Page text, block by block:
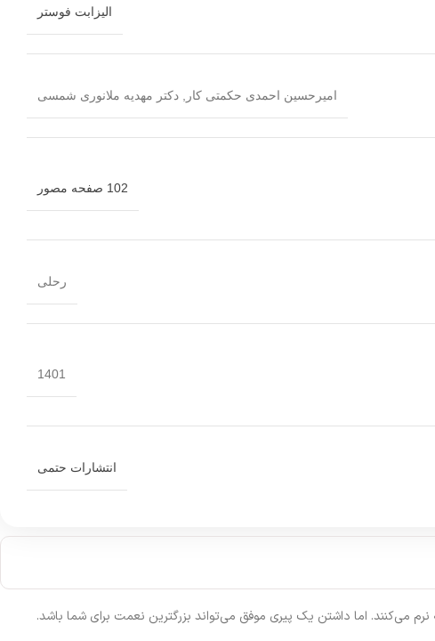
الیزابت فوستر
امیرحسین احمدی حکمتی کار دکتر مهدیه ملانوری شمسی
102 صفحه مصور
رحلی
1401
انتشارات حتمی